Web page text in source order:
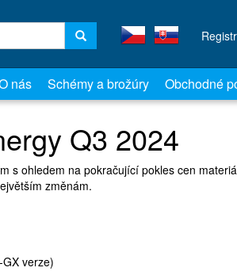
nás Schémy a brožúry Obchodné
Q3 2024
s ohledem na pokračující pokles cen
změnám.
verze)